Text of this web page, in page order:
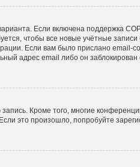
Если включена поддержка
чтобы все новые учётные
Если вам было прислано email-
адрес email либо он
Кроме того, многие
это произошло, попробуйте